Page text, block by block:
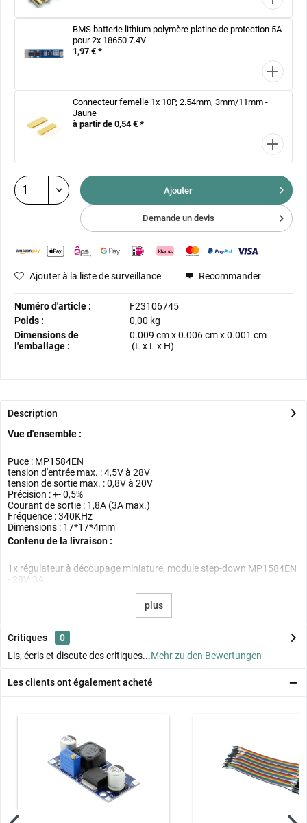
BMS batterie lithium polymère platine de protection 5A
pour 2x 18650 7.4V
1,97 € *
Connecteur femelle 1x 10P, 2.54mm, 3mm/11mm -
Jaune
à partir de 0,54 € *
Ajouter
Demande un devis
Ajouter à la liste de surveillance Recommander
Numéro d'article :
F23106745
Poids :
0,00 kg
Dimensions de
l'emballage :
0.009 cmx0.006 cmx0.001 cm
(L x L x H)
Description
Vue d'ensemble :
Puce : MP1584EN
tension d'entrée max. : 4,5V à 28V
tension de sortie max. : 0,8V à 20V
Précision : +- 0,5%
Courant de sortie : 1,8A (3A max.)
Fréquence : 340KHz
Dimensions : 17*17*4mm
Contenu de la livraison :
1x régulateur à découpage miniature, module step-down MP1584EN
- 28V, 3A
plus
Critiques
0
Lis, écris et discute des critiques...Mehr zu den Bewertungen
Les clients ont également acheté